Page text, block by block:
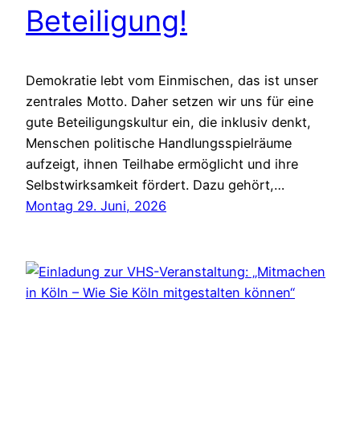
Beteiligung!
Demokratie lebt vom Einmischen, das ist unser
zentrales Motto. Daher setzen wir uns für eine
gute Beteiligungskultur ein, die inklusiv denkt,
Menschen politische Handlungsspielräume
aufzeigt, ihnen Teilhabe ermöglicht und ihre
Selbstwirksamkeit fördert. Dazu gehört,…
Montag 29. Juni, 2026